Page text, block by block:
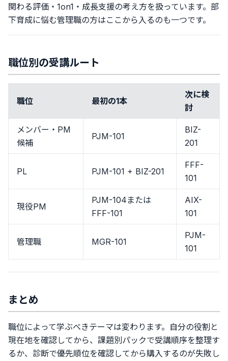
関わる評価・1on1・成長支援の考え方を扱っています。部
下育成に悩む管理職の方はここから入るのも一つです。
職位別の受講ルート
職位 最初の1本
次に検
討
メンバー・PM
候補
PJM-101
BIZ-
201
PL PJM-101 + BIZ-201
FFF-
101
現役PM
PJM-104または
FFF-101
AIX-
101
管理職 MGR-101
PJM-
101
まとめ
職位によって学ぶべきテーマは変わります。自分の役割と
現在地を確認してから、課題別パックで受講順序を整理す
るか、診断で優先順位を確認してから購入するのが失敗し